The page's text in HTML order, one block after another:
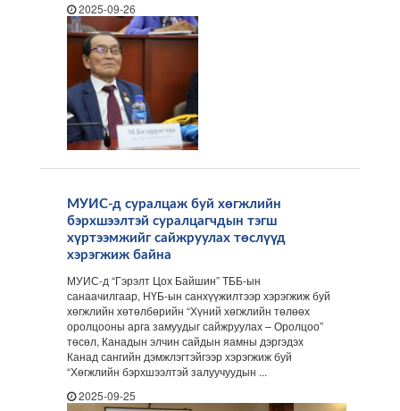
2025-09-26
МУИС-д суралцаж буй хөгжлийн
бэрхшээлтэй суралцагчдын тэгш
хүртээмжийг сайжруулах төслүүд
хэрэгжиж байна
МУИС-д “Гэрэлт Цох Байшин” ТББ-ын
санаачилгаар, НҮБ-ын санхүүжилтээр хэрэгжиж буй
хөгжлийн хөтөлбөрийн “Хүний хөгжлийн төлөөх
оролцооны арга замуудыг сайжруулах – Оролцоо”
төсөл, Канадын элчин сайдын яамны дэргэдэх
Канад сангийн дэмжлэгтэйгээр хэрэгжиж буй
“Хөгжлийн бэрхшээлтэй залуучуудын ...
2025-09-25